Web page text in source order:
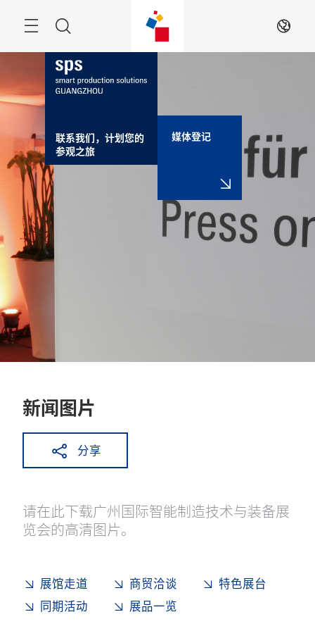
索
ZH
联系我们，计划您的
参观之旅
媒体登记
新闻图片
分享
请在此下载广州国际智能制造技术与装备展
览会的高清图片。
展馆走道 商贸洽谈
特色展台
同期活动
展品一览